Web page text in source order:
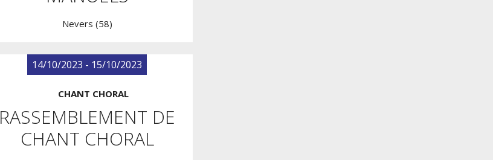
Nevers (58)
14/10/2023 - 15/10/2023
CHANT CHORAL
RASSEMBLEMENT DE
CHANT CHORAL